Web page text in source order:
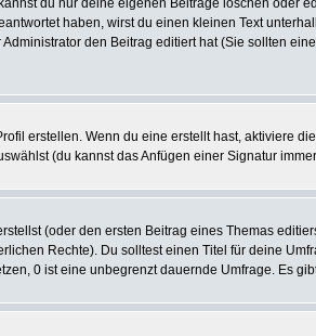
du nur deine eigenen Beiträge löschen oder
haben, wirst du einen kleinen Text
den Beitrag editiert hat (Sie sollten
erstellen. Wenn du eine erstellt hast, aktiviere die
(du kannst das Anfügen einer Signatur
(oder den ersten Beitrag eines Themas
Rechte). Du solltest einen Titel für deine
0 ist eine unbegrenzt dauernde Umfrage. Es